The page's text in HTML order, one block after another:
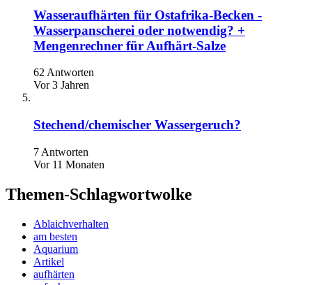
Wasseraufhärten für Ostafrika-Becken -
Wasserpanscherei oder notwendig? +
Mengenrechner für Aufhärt-Salze
62 Antworten
Vor 3 Jahren
Stechend/chemischer Wassergeruch?
7 Antworten
Vor 11 Monaten
Themen-Schlagwortwolke
Ablaichverhalten
am besten
Aquarium
Artikel
aufhärten